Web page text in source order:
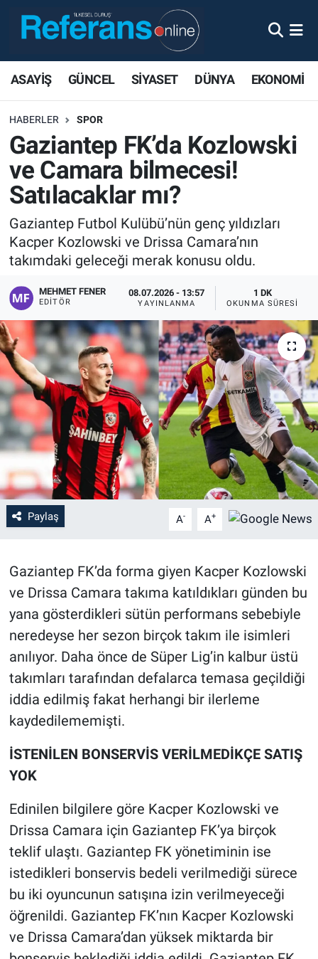
ASAYİŞ GÜNCEL SİYASET DÜNYA EKONOMİ
HABERLER SPOR
Gaziantep FK’da Kozlowski
ve Camara bilmecesi!
Satılacaklar mı?
Gaziantep Futbol Kulübü’nün genç yıldızları
Kacper Kozlowski ve Drissa Camara’nın
takımdaki geleceği merak konusu oldu.
MEHMET FENER
EDITÖR
08.07.2026 - 13:57
YAYINLANMA
1 DK
OKUNMA SÜRESI
Paylaş A- A+
Gaziantep FK’da forma giyen Kacper Kozlowski
ve Drissa Camara takıma katıldıkları günden bu
yana gösterdikleri sütün performans sebebiyle
neredeyse her sezon birçok takım ile isimleri
anılıyor. Daha önce de Süper Lig’in kalbur üstü
takımları tarafından defalarca temasa geçildiği
iddia edilmiş fakat herhangi bir ilerleme
kaydedilememişti.
İSTENİLEN BONSERVİS VERİLMEDİKÇE SATIŞ
YOK
Edinilen bilgilere göre Kacper Kozlowski ve
Drissa Camara için Gaziantep FK’ya birçok
teklif ulaştı. Gaziantep FK yönetiminin ise
istedikleri bonservis bedeli verilmediği sürece
bu iki oyuncunun satışına izin verilmeyeceği
öğrenildi. Gaziantep FK’nın Kacper Kozlowski
ve Drissa Camara’dan yüksek miktarda bir